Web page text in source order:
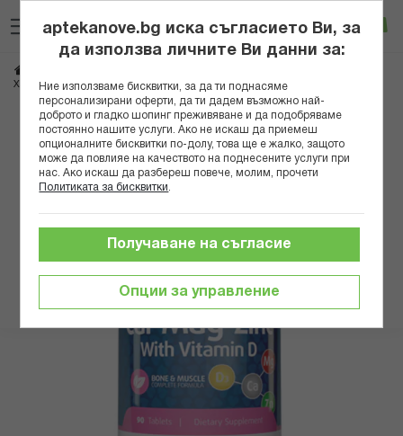
към
съдържанието
Вход
ХАЯ ЛАБС КАЛЦИЙ,МАГНЕЗИЙ,ЦИНК,ВИТ.Д ТАБЛ.Х 90 а
Преминете
края
aptekanove.bg иска съгласието Ви, за
да използва личните Ви данни за:
Ние използваме бисквитки, за да ти поднасяме
персонализирани оферти, да ти дадем възможно най-
доброто и гладко шопинг преживяване и да подобряваме
постоянно нашите услуги. Ако не искаш да приемеш
опционалните бисквитки по-долу, това ще е жалко, защото
може да повлияе на качеството на поднесените услуги при
нас. Ако искаш да разбереш повече, молим, прочети
Политиката за бисквитки
Опции за управление
Получаване на съгласие